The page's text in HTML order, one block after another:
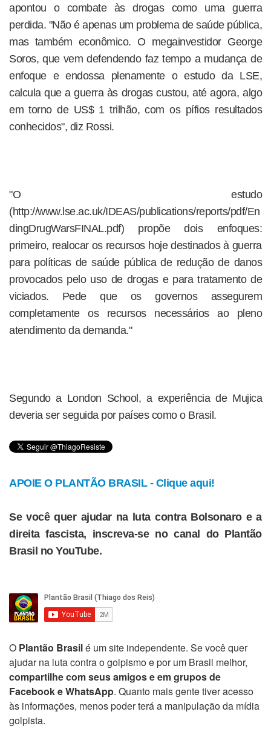
apontou o combate às drogas como uma guerra
perdida. "Não é apenas um problema de saúde pública,
mas também econômico. O megainvestidor George
Soros, que vem defendendo faz tempo a mudança de
enfoque e endossa plenamente o estudo da LSE,
calcula que a guerra às drogas custou, até agora, algo
em torno de US$ 1 trilhão, com os pífios resultados
conhecidos", diz Rossi.
"O estudo
(http://www.lse.ac.uk/IDEAS/publications/reports/pdf/En
dingDrugWarsFINAL.pdf) propõe dois enfoques:
primeiro, realocar os recursos hoje destinados à guerra
para políticas de saúde pública de redução de danos
provocados pelo uso de drogas e para tratamento de
viciados. Pede que os governos assegurem
completamente os recursos necessários ao pleno
atendimento da demanda."
Segundo a London School, a experiência de Mujica
deveria ser seguida por países como o Brasil.
APOIE O PLANTÃO BRASIL - Clique aqui!
Se você quer ajudar na luta contra Bolsonaro e a
direita fascista, inscreva-se no canal do Plantão
Brasil no YouTube.
O Plantão Brasilé um site independente. Se você quer
ajudar na luta contra o golpismo e por um Brasil melhor,
compartilhe com seus amigos e em grupos de
Facebook e WhatsApp. Quanto mais gente tiver acesso
às informações, menos poder terá a manipulação da mídia
golpista.